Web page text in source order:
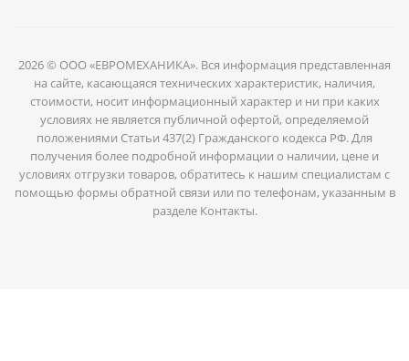
2026 © ООО «ЕВРОМЕХАНИКА». Вся информация представленная
на сайте, касающаяся технических характеристик, наличия,
стоимости, носит информационный характер и ни при каких
условиях не является публичной офертой, определяемой
положениями Статьи 437(2) Гражданского кодекса РФ. Для
получения более подробной информации о наличии, цене и
условиях отгрузки товаров, обратитесь к нашим специалистам с
помощью формы обратной связи или по телефонам, указанным в
разделе Контакты.